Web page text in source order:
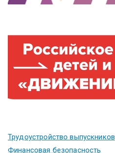
Трудоустройство выпускников
Финансовая безопасность